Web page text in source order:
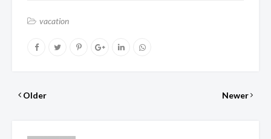
vacation
Newer
Older